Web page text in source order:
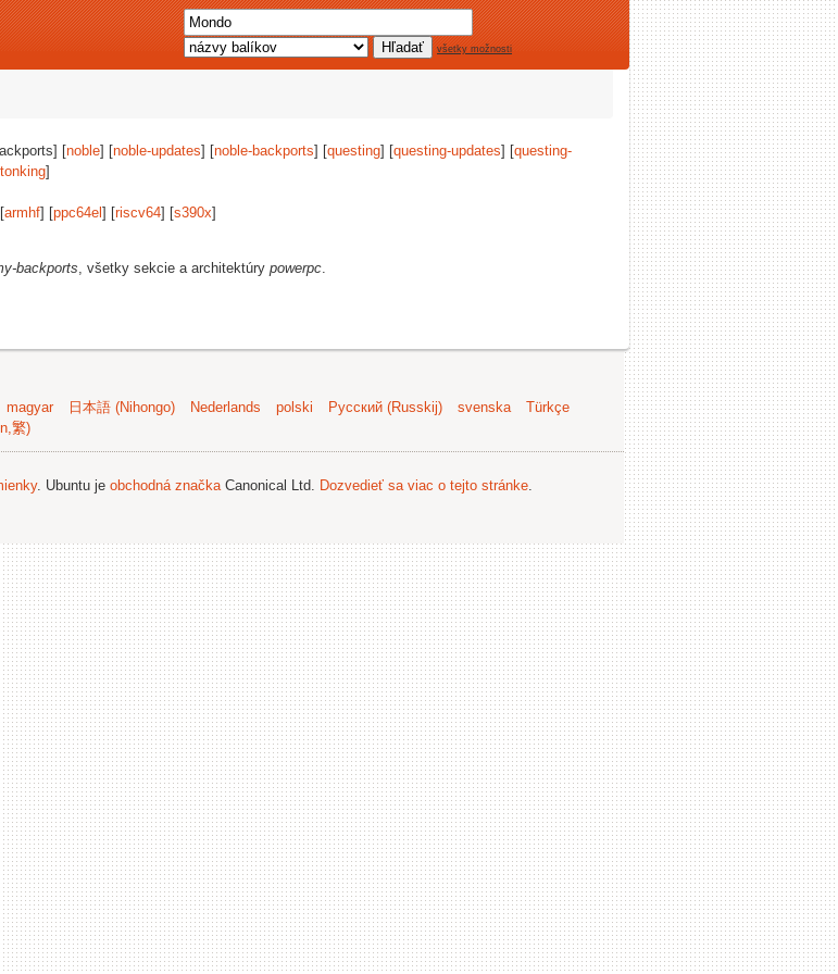
všetky možnosti
[noble] [noble-updates] [noble-backports] [questing] [questing-updates] [questing-
]
armhf] [ppc64el ] [riscv64] [s390x]
backports, všetky sekcie a architektúry powerpc.
magyar 日本語 (Nihongo) Nederlands polski Русский (Russkij) svenska
Türkçe
繁)
. Ubuntu je obchodná značkaCanonical Ltd. Dozvedieť sa viac o tejto stránke.